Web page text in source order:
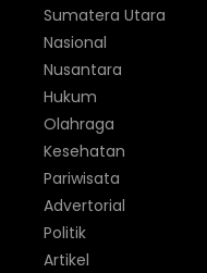
Sumatera Utara
Nasional
Nusantara
Hukum
Olahraga
Kesehatan
Pariwisata
Advertorial
Politik
Artikel